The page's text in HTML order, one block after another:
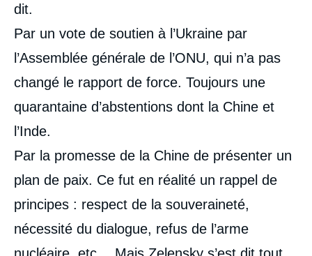
dit.
Par un vote de soutien à l’Ukraine par
l’Assemblée générale de l’ONU, qui n’a pas
changé le rapport de force. Toujours une
quarantaine d’abstentions dont la Chine et
l’Inde.
Par la promesse de la Chine de présenter un
plan de paix. Ce fut en réalité un rappel de
principes : respect de la souveraineté,
nécessité du dialogue, refus de l’arme
nucléaire, etc… Mais Zelensky s’est dit tout